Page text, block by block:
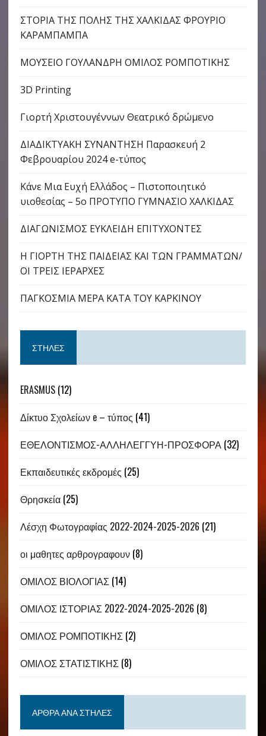
ΣΤΟΡΙΑ ΤΗΣ ΠΟΛΗΣ ΤΗΣ ΧΑΛΚΙΔΑΣ ΦΡΟΥΡΙΟ
ΚΑΡΑΜΠΑΜΠΑ
ΜΟΥΣΕΙΟ ΓΟΥΛΑΝΔΡΗ ΟΜΙΛΟΣ ΡΟΜΠΟΤΙΚΗΣ
3D Printing
Γιορτή Χριστουγέννων Θεατρικό δρώμενο
ΔΙΑΔΙΚΤΥΑΚΗ ΣΥΝΑΝΤΗΣΗ Παρασκευή 2
Φεβρουαρίου 2024 e-τύπος
Κάνε Μια Ευχή Ελλάδος – Πιστοποιητικό
υιοθεσίας – 5ο ΠΡΟΤΥΠΟ ΓΥΜΝΑΣΙΟ ΧΑΛΚΙΔΑΣ
ΔΙΑΓΩΝΙΣΜΟΣ ΕΥΚΛΕΙΔΗ ΕΠΙΤΥΧΟΝΤΕΣ
Η ΓΙΟΡΤΗ ΤΗΣ ΠΑΙΔΕΙΑΣ ΚΑΙ ΤΩΝ ΓΡΑΜΜΑΤΩΝ/
ΟΙ ΤΡΕΙΣ ΙΕΡΑΡΧΕΣ
ΠΑΓΚΟΣΜΙΑ ΜΕΡΑ ΚΑΤΑ ΤΟΥ ΚΑΡΚΙΝΟΥ
ΣΤΉΛΕΣ
ERASMUS(12)
Δίκτυο Σχολείων e – τύπος (41)
ΕΘΕΛΟΝΤΙΣΜΟΣ-ΑΛΛΗΛΕΓΓΥΗ-ΠΡΟΣΦΟΡΑ (32)
Εκπαιδευτικές εκδρομές (25)
Θρησκεία(25)
Λέσχη Φωτογραφίας 2022-2024-2025-2026 (21)
οι μαθητες αρθρογραφουν(8)
ΟΜΙΛΟΣ ΒΙΟΛΟΓΙΑΣ (14)
ΟΜΙΛΟΣ ΙΣΤΟΡΙΑΣ 2022-2024-2025-2026 (8)
ΟΜΙΛΟΣ ΡΟΜΠΟΤΙΚΗΣ (2)
ΟΜΙΛΟΣ ΣΤΑΤΙΣΤΙΚΗΣ (8)
ΆΡΘΡΑ ΑΝΆ ΣΤΉΛΕΣ